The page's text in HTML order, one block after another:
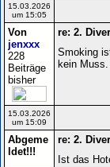
15.03.2026
um 15:05
Von
jenxxx
228
Beiträge
bisher
re: 2.
Smoking
kein
15.03.2026
um 15:09
Abgeme
ldet!!!
re: 2.
Ist das